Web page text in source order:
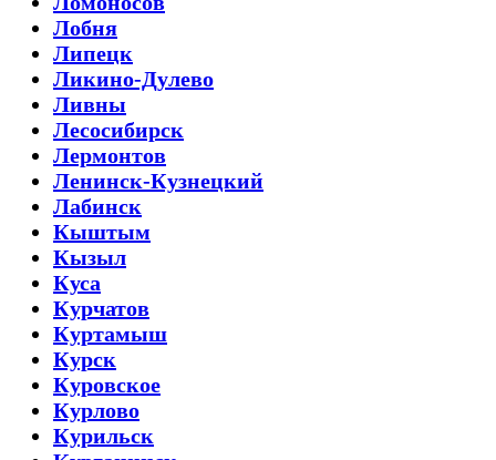
Лобня
Липецк
Ликино-Дулево
Ливны
Лесосибирск
Лермонтов
Ленинск-Кузнецкий
Лабинск
Кыштым
Кызыл
Куса
Курчатов
Куртамыш
Курск
Куровское
Курлово
Курильск